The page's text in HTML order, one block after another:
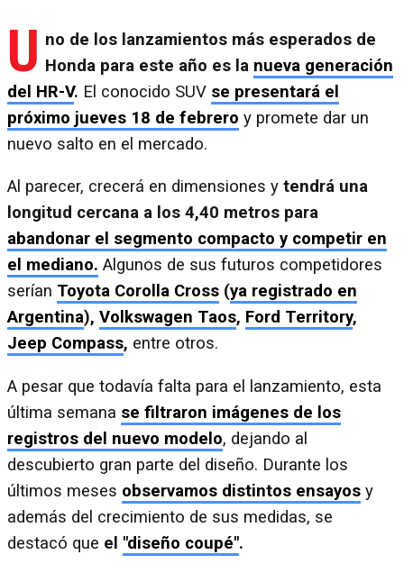
U no de los lanzamientos más esperados de
Honda para este año es la nueva generación
del HR-V. El conocido SUV se presentará el
próximo jueves 18 de febrero y promete dar un
nuevo salto en el mercado.
Al parecer, crecerá en dimensiones y tendrá una
longitud cercana a los 4,40 metros para
abandonar el segmento compacto y competir en
el mediano. Algunos de sus futuros competidores
serían Toyota Corolla Cross (ya registrado en
Argentina), Volkswagen Taos, Ford Territory,
Jeep Compass, entre otros.
A pesar que todavía falta para el lanzamiento, esta
última semana se filtraron imágenes de los
registros del nuevo modelo, dejando al
descubierto gran parte del diseño. Durante los
últimos meses observamos distintos ensayos y
además del crecimiento de sus medidas, se
destacó que el "diseño coupé".